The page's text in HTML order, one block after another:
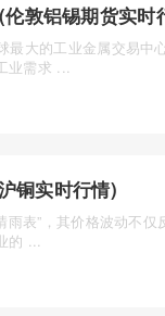
敦铝锡期货实时
最大的工业金属交易中
业需求 ...
铜实时行情)
雨表”，其价格波动不
的 ...